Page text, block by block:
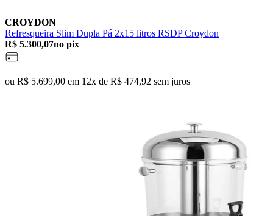
CROYDON
Refresqueira Slim Dupla Pá 2x15 litros RSDP Croydon
R$ 5.300,07no pix
ou R$ 5.699,00 em 12x de R$ 474,92 sem juros